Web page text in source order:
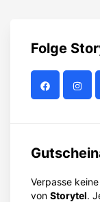
Folge
Verpasse
von Storytel.